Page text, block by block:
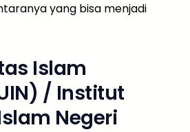
yang bisa menjadi
Islam
/ Institut
Negeri